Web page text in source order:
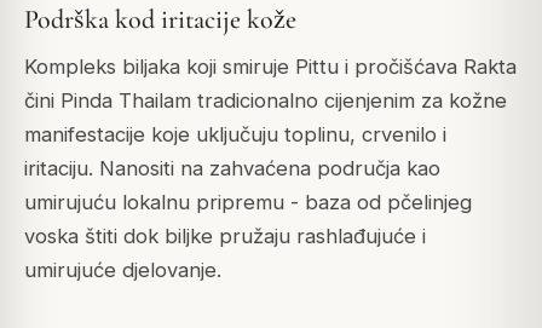
Podrška kod iritacije kože
Kompleks biljaka koji smiruje Pittu i pročišćava Rakta
čini Pinda Thailam tradicionalno cijenjenim za kožne
manifestacije koje uključuju toplinu, crvenilo i
iritaciju. Nanositi na zahvaćena područja kao
umirujuću lokalnu pripremu - baza od pčelinjeg
voska štiti dok biljke pružaju rashlađujuće i
umirujuće djelovanje.